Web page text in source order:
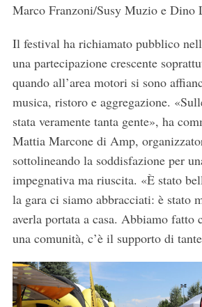
Marco Franzoni/Susy Muzio e Dino
Il festival ha richiamato pubblico
una partecipazione crescente
quando all’area motori si sono
musica, ristoro e aggregazione.
stata veramente tanta gente», ha
Mattia Marcone di Amp,
sottolineando la soddisfazione per
impegnativa ma riuscita. «È stato
la gara ci siamo abbracciati: è stato
averla portata a casa. Abbiamo fatto
una comunità, c’è il supporto di